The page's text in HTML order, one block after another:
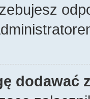
dodawać